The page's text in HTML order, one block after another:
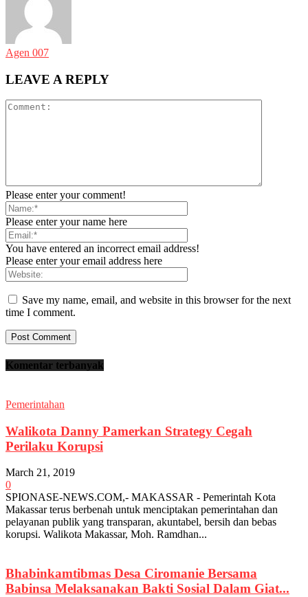
Agen 007
LEAVE A REPLY
Please enter your comment!
Please enter your name here
You have entered an incorrect email address!
Please enter your email address here
Save my name, email, and website in this browser for the next
time I comment.
Komentar terbanyak
Pemerintahan
Walikota Danny Pamerkan Strategy Cegah
Perilaku Korupsi
March 21, 2019
0
SPIONASE-NEWS.COM,- MAKASSAR - Pemerintah Kota
Makassar terus berbenah untuk menciptakan pemerintahan dan
pelayanan publik yang transparan, akuntabel, bersih dan bebas
korupsi. Walikota Makassar, Moh. Ramdhan...
Bhabinkamtibmas Desa Ciromanie Bersama
Babinsa Melaksanakan Bakti Sosial Dalam Giat...